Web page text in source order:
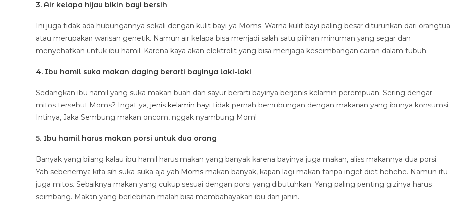
3. Air kelapa hijau bikin bayi bersih
Ini juga tidak ada hubungannya sekali dengan kulit bayi ya Moms. Warna kulit bayi paling besar diturunkan dari orangtua
atau merupakan warisan genetik. Namun air kelapa bisa menjadi salah satu pilihan minuman yang segar dan
menyehatkan untuk ibu hamil. Karena kaya akan elektrolit yang bisa menjaga keseimbangan cairan dalam tubuh.
4. Ibu hamil suka makan daging berarti bayinya laki-laki
Sedangkan ibu hamil yang suka makan buah dan sayur berarti bayinya berjenis kelamin perempuan. Sering dengar
mitos tersebut Moms? Ingat ya, jenis kelamin bayi tidak pernah berhubungan dengan makanan yang ibunya konsumsi.
Intinya, Jaka Sembung makan oncom, nggak nyambung Mom!
5. Ibu hamil harus makan porsi untuk dua orang
Banyak yang bilang kalau ibu hamil harus makan yang banyak karena bayinya juga makan, alias makannya dua porsi.
Yah sebenernya kita sih suka-suka aja yah Moms makan banyak, kapan lagi makan tanpa inget diet hehehe. Namun itu
juga mitos. Sebaiknya makan yang cukup sesuai dengan porsi yang dibutuhkan. Yang paling penting gizinya harus
seimbang. Makan yang berlebihan malah bisa membahayakan ibu dan janin.